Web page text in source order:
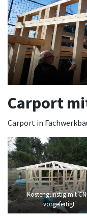
Carport
Carport in
Kostengünstig mit
vorgefertigt